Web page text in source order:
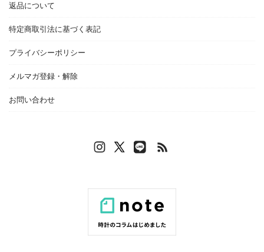
返品について
特定商取引法に基づく表記
プライバシーポリシー
メルマガ登録・解除
お問い合わせ